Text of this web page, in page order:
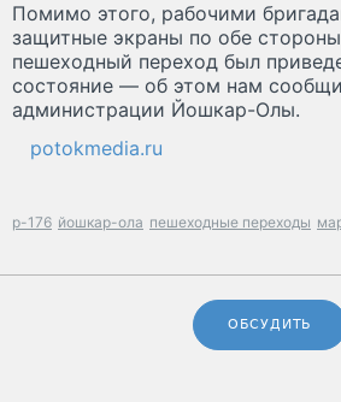
Помимо этого, рабочими
защитные экраны по обе
пешеходный переход был
состояние — об этом нам
администрации Йошкар-Олы.
potokmedia.ru
р-176 йошкар-ола пешеходные переходы
ОБСУДИТЬ